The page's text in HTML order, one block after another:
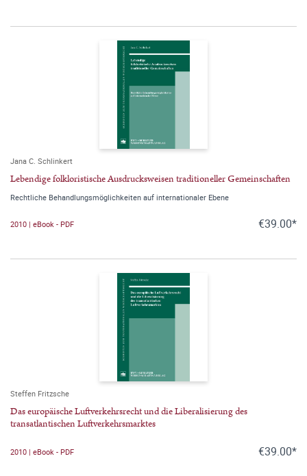
Jana C. Schlinkert
Lebendige folkloristische Ausdrucksweisen traditioneller Gemeinschaften
Rechtliche Behandlungsmöglichkeiten auf internationaler Ebene
2010 | eBook - PDF €39.00*
Steffen Fritzsche
Das europäische Luftverkehrsrecht und die Liberalisierung des
transatlantischen Luftverkehrsmarktes
2010 | eBook - PDF €39.00*